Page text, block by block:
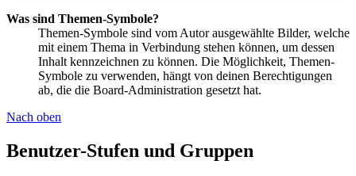
Was sind Themen-Symbole?
Themen-Symbole sind vom Autor ausgewählte Bilder, welche
mit einem Thema in Verbindung stehen können, um dessen
Inhalt kennzeichnen zu können. Die Möglichkeit, Themen-
Symbole zu verwenden, hängt von deinen Berechtigungen
ab, die die Board-Administration gesetzt hat.
Nach oben
Benutzer-Stufen und Gruppen